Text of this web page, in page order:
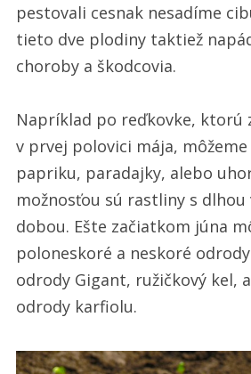
pestovali cesnak nesadíme
tieto dve plodiny taktiež
choroby a škodcovia.
Napríklad po reďkovke, ktorú
v prvej polovici mája,
papriku, paradajky, alebo
možnosťou sú rastliny s dlhou
dobou. Ešte začiatkom júna
poloneskoré a neskoré
odrody Gigant, ružičkový kel,
odrody karfiolu.